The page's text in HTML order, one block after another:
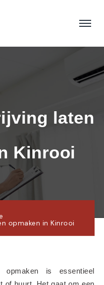
laten
Kinrooi
opmaken in Kinrooi
opmaken is essentieel